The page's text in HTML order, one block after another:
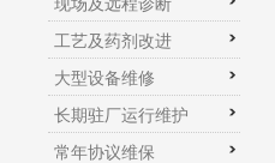
工艺及药剂改进
大型设备维修
长期驻厂运行维护
常年协议维保